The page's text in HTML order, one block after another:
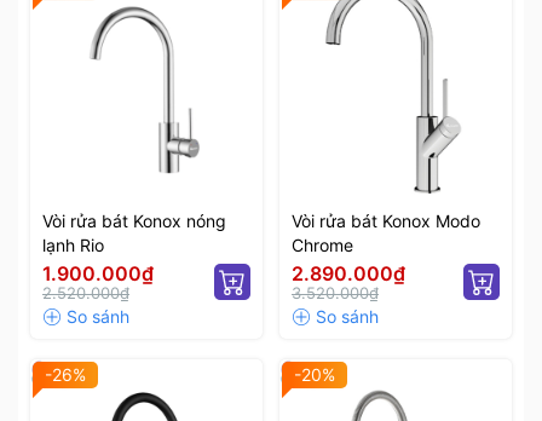
Vòi rửa bát Konox nóng
lạnh Rio
1.900.000₫
2.520.000₫
Vòi rửa bát Konox Modo
Chrome
2.890.000₫
3.520.000₫
-26% -20%